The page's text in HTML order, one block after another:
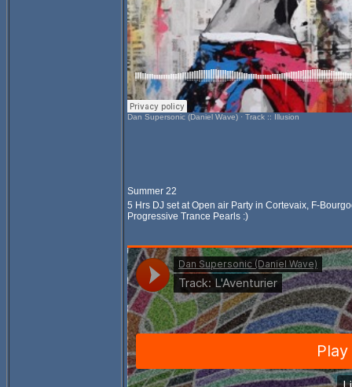
Dan Supersonic (Daniel Wave) · Track :: Illusion
Summer 22
5 Hrs DJ set at Open air Party in Cortevaix, F-
Progressive Trance Pearls :)